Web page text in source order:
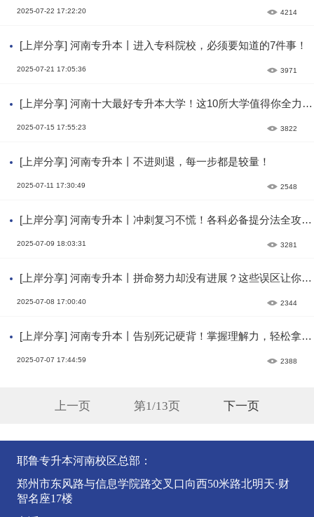
2025-07-22 17:22:20 4214
[上岸分享] 河南专升本丨进入专科院校，必须要知道的7件事！
2025-07-21 17:05:36 3971
[上岸分享] 河南十大最好专升本大学！这10所大学值得你全力以
2025-07-15 17:55:23 3822
[上岸分享] 河南专升本丨不进则退，每一步都是较量！
2025-07-11 17:30:49 2548
[上岸分享] 河南专升本丨冲刺复习不慌！各科必备提分法全攻
2025-07-09 18:03:31 3281
[上岸分享] 河南专升本丨拼命努力却没有进展？这些误区让你吃
2025-07-08 17:00:40 2344
[上岸分享] 河南专升本丨告别死记硬背！掌握理解力，轻松拿高
2025-07-07 17:44:59 2388
上一页 第1/13页 下一页
耶鲁专升本河南校区总部：
郑州市东风路与信息学院路交叉口向西50米路北明天·财
智名座17楼